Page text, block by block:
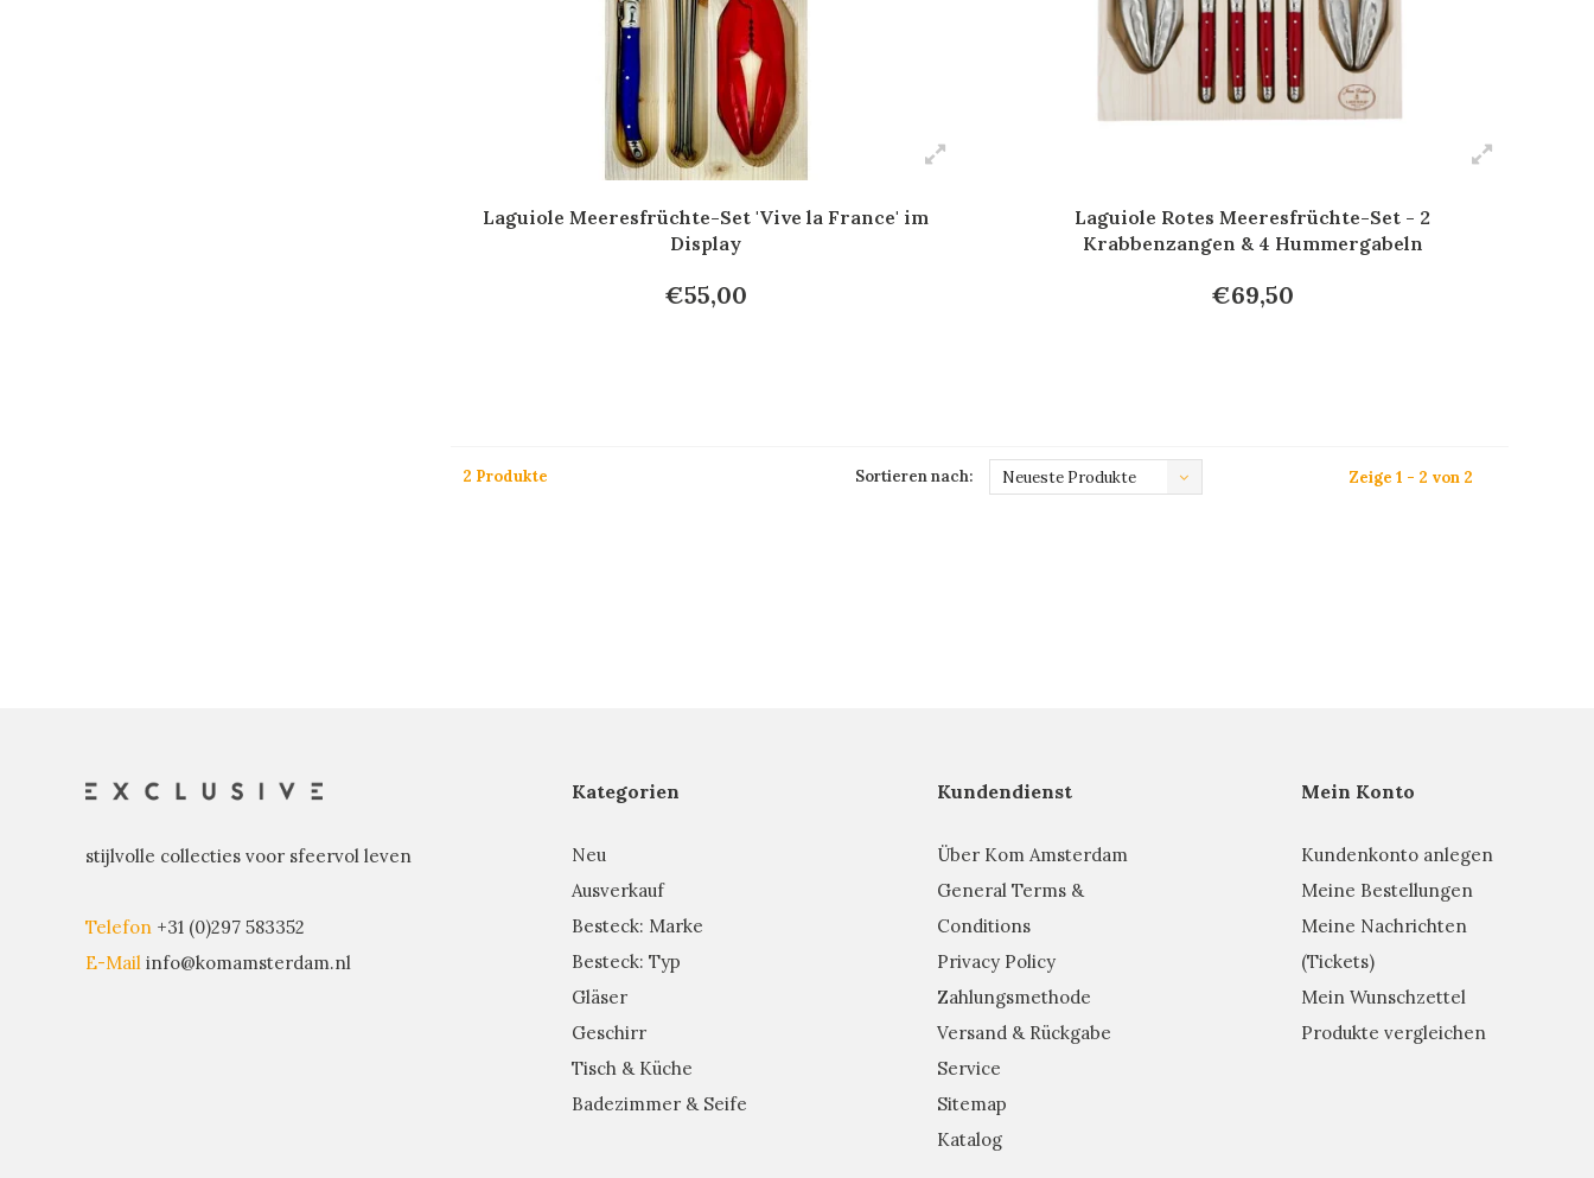
Laguiole Meeresfrüchte-Set 'Vive la France' im
Display
€55,00
Laguiole Rotes Meeresfrüchte-Set - 2
Krabbenzangen & 4 Hummergabeln
€69,50
2 Produkte Sortieren nach: Neueste Produkte Zeige 1 - 2 von 2
stijlvolle collecties voor sfeervol leven
Telefon +31 (0)297 583352
E-Mail info@komamsterdam.nl
Kategorien
Neu
Ausverkauf
Besteck: Marke
Besteck: Typ
Gläser
Geschirr
Tisch & Küche
Badezimmer & Seife
Kundendienst
Über Kom Amsterdam
General Terms &
Conditions
Privacy Policy
Zahlungsmethode
Versand & Rückgabe
Service
Sitemap
Katalog
Mein Konto
Kundenkonto anlegen
Meine Bestellungen
Meine Nachrichten
(Tickets)
Mein Wunschzettel
Produkte vergleichen